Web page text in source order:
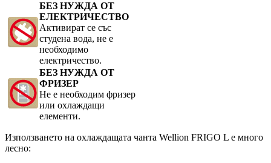
БЕЗ НУЖДА ОТ
ЕЛЕКТРИЧЕСТВО
Активират се със
студена вода, не е
необходимо
електричество.
БЕЗ НУЖДА ОТ
ФРИЗЕР
Не е необходим фризер
или охлаждащи
елементи.
Използването на охлаждащата чанта Wellion FRIGO L е много
лесно: